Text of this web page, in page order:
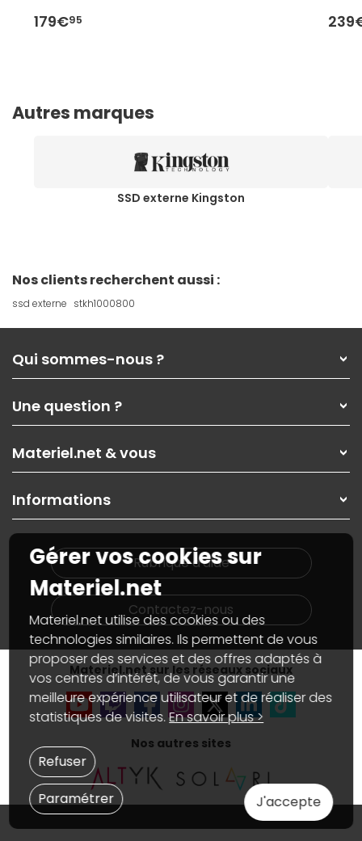
179€95
Autres marques
SSD externe Kingston
Nos clients recherchent aussi :
ssd externe stkh1000800
Qui sommes-nous ?
Nos services
Les magasins Materiel.net
Nos solutions pour les pros
Contactez-nous
Une question ?
Paiement, livraison
Garanties,Pack Zen
SAV, demander un retour
Informations
Materiel.net & vous
On rachète votre carte graphique
PC sur mesure : Votre RDV personnalisé
Notre démarche écologique
Materiel.net recrute
Notre programme d'affiliation
Partenariat & Sponsoring
Informations
Plan du site
Nos marques
Conditions générales de vente
Marketplace
Informations légales
Données personnelles etcookies
Gérer vos cookies
Accessibilité : non conforme
Rubrique d'aide
Contactez-nous
Materiel.net sur les réseaux sociaux
Nos autres sites
Gérer vos cookies sur
Materiel.net
Materiel.net utilise des cookies ou des
technologies similaires. Ils permettent de vous
proposer des services et des offres adaptés à
vos centres d’intérêt, de vous garantir une
meilleure expérience utilisateur et de réaliser des
statistiques de visites.En savoir plus >
J'accepte
Paramétrer
Refuser